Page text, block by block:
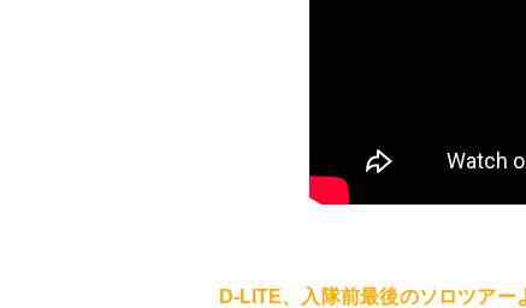
D-LITE、入隊前最後のソロツア